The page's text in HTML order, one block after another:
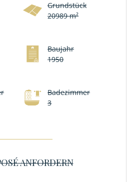
Grundstück
20989 m²
Baujahr
1950
Badezimmer
3
ANFORDERN